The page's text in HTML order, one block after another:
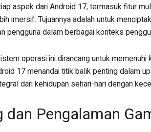
aspek dari Android 17, termasuk fitur
imersif. Tujuannya adalah untuk
pengguna dalam berbagai konteks
operasi ini dirancang untuk memenuhi
17 menandai titik balik penting dalam
dari kehidupan sehari-hari dengan
Pengalaman